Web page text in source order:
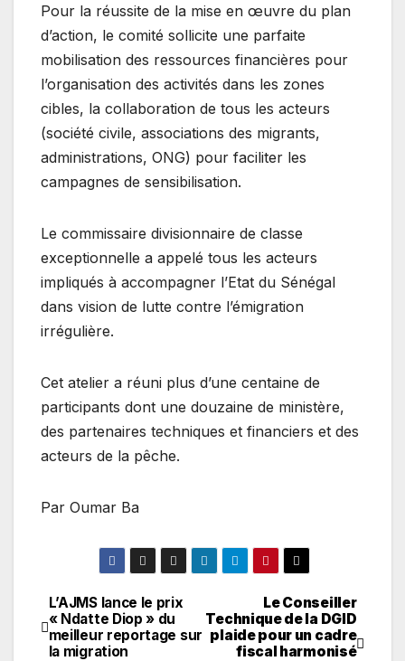
Pour la réussite de la mise en œuvre du plan
d’action, le comité sollicite une parfaite
mobilisation des ressources financières pour
l’organisation des activités dans les zones
cibles, la collaboration de tous les acteurs
(société civile, associations des migrants,
administrations, ONG) pour faciliter les
campagnes de sensibilisation.
Le commissaire divisionnaire de classe
exceptionnelle a appelé tous les acteurs
impliqués à accompagner l’Etat du Sénégal
dans vision de lutte contre l’émigration
irrégulière.
Cet atelier a réuni plus d’une centaine de
participants dont une douzaine de ministère,
des partenaires techniques et financiers et des
acteurs de la pêche.
Par Oumar Ba
Navigation
de
Le Conseiller
Technique de la DGID
plaide pour un cadre
fiscal harmonisé
L’AJMS lance le prix
« Ndatte Diop » du
meilleur reportage sur
la migration